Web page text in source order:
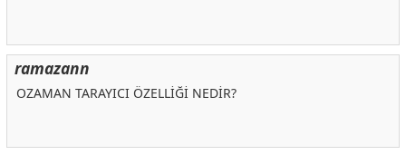
ramazann
OZAMAN TARAYICI ÖZELLİĞİ NEDİR?